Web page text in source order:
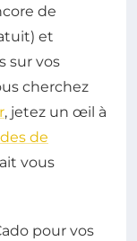
de
et
sur vos
cherchez
, jetez un œil à
de
vous
pour vos